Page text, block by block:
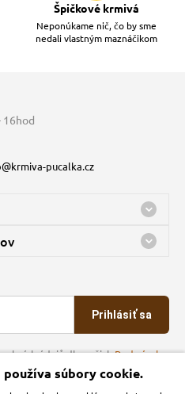
Špičkové krmivá
Neponúkame nič, čo by sme
nedali vlastným maznáčikom
16hod
pucalka.cz
- 15:00
Prihlásiť sa
údajů dle našichPodmínek
súbory cookie.